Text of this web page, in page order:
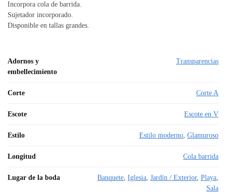
Incorpora cola de barrida.
Sujetador incorporado.
Disponible en tallas grandes.
Adornos y
embellecimiento
Transparencias
Corte Corte A
Escote Escote en V
Estilo Estilo moderno Glamuroso
Longitud Cola barrida
Lugar de la boda Banquete Iglesia Jardín / Exterior, Playa
Sala